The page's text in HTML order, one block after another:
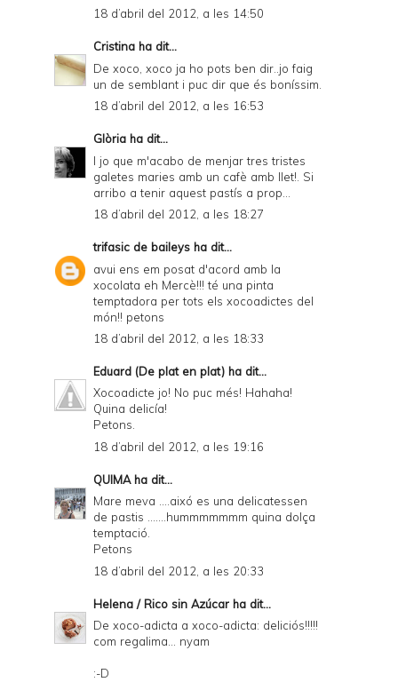
18 d’abril del 2012, a les 14:50
Cristina ha dit...
De xoco, xoco ja ho pots ben dir..jo faig
un de semblant i puc dir que és boníssim.
18 d’abril del 2012, a les 16:53
Glòria ha dit...
I jo que m'acabo de menjar tres tristes
galetes maries amb un cafè amb llet!. Si
arribo a tenir aquest pastís a prop...
18 d’abril del 2012, a les 18:27
trifasic de baileys ha dit...
avui ens em posat d'acord amb la
xocolata eh Mercè!!! té una pinta
temptadora per tots els xocoadictes del
món!! petons
18 d’abril del 2012, a les 18:33
Eduard (De plat en plat) ha dit...
Xocoadicte jo! No puc més! Hahaha!
Quina delicía!
Petons.
18 d’abril del 2012, a les 19:16
QUIMAha dit...
Mare meva ....aixó es una delicatessen
de pastis .......hummmmmmm quina dolça
temptació.
Petons
18 d’abril del 2012, a les 20:33
Helena / Rico sin Azúcar ha dit...
De xoco-adicta a xoco-adicta: deliciós!!!!!
com regalima... nyam
:-D